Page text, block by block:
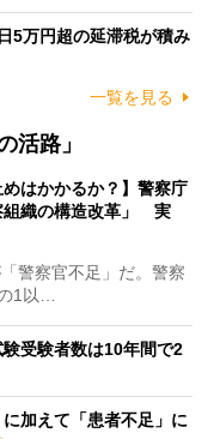
5万円超の延滞税が積み
一覧を見る
活路」
めはかかるか？】警察庁
組織の構造改革」 実
警察官不足」だ。警察
1以…
験受験者数は10年間で2
に加えて「患者不足」に